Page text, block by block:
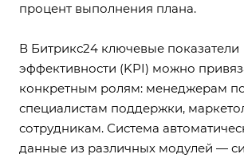
процент выполнения плана.
В Битрикс24 ключевые показатели
эффективности (KPI) можно
конкретным ролям: менеджерам
специалистам поддержки,
сотрудникам. Система
данные из различных модулей —